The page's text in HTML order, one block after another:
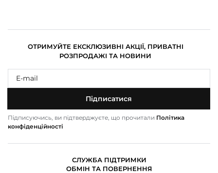
ОТРИМУЙТЕ ЕКСКЛЮЗИВНІ АКЦІЇ, ПРИВАТНІ
РОЗПРОДАЖІ ТА НОВИНИ
Підписатися
Підписуючись, ви підтверджуєте, що прочитали Політика
конфіденційності
СЛУЖБА ПІДТРИМКИ
ОБМІН ТА ПОВЕРНЕННЯ